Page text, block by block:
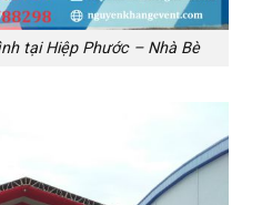
tại Hiệp Phước – Nhà Bè